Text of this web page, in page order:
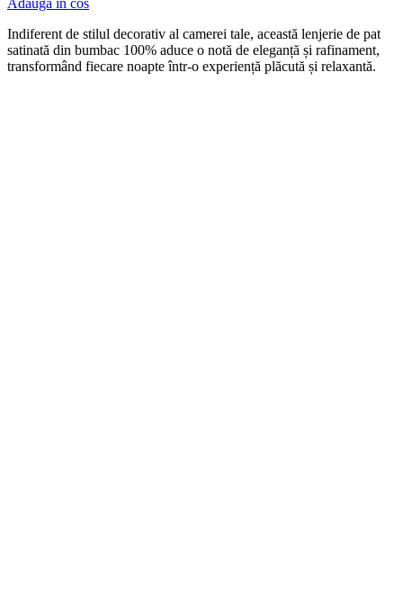
Indiferent de stilul decorativ al camerei tale, această lenjerie de pat
satinată din bumbac 100% aduce o notă de eleganță și rafinament,
transformând fiecare noapte într-o experiență plăcută și relaxantă.